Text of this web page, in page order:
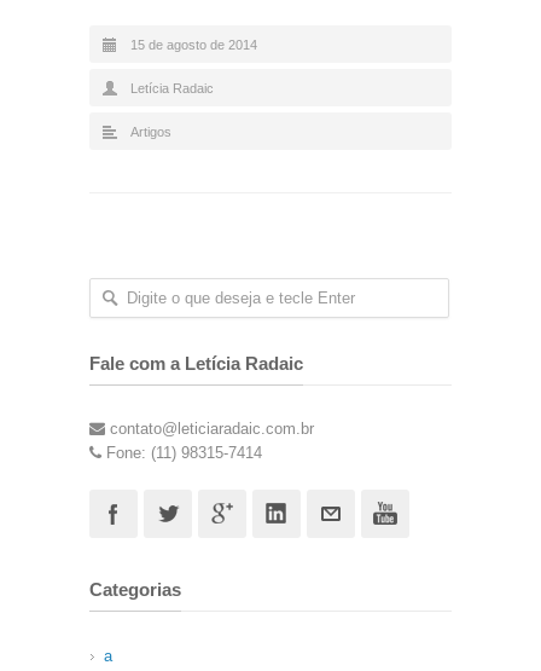
15 de agosto de 2014
Letícia Radaic
Artigos
Fale com a Letícia Radaic
contato@leticiaradaic.com.br
Fone: (11) 98315-7414
Categorias
a